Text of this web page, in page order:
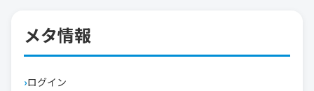
メタ情報
ログイン